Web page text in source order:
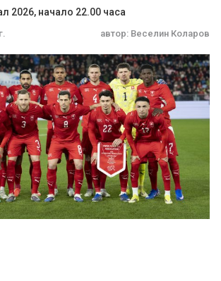
2026, начало 22.00 часа
автор: Веселин Коларов